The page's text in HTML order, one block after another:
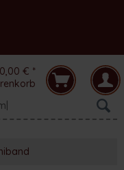
0,00 € *